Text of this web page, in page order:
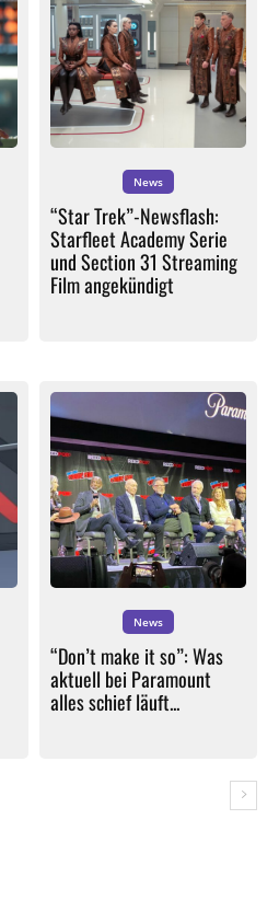
News
“Star Trek”-Newsflash:
Starfleet Academy Serie
und Section 31 Streaming
Film angekündigt
News
“Don’t make it so”: Was
aktuell bei Paramount
alles schief läuft...